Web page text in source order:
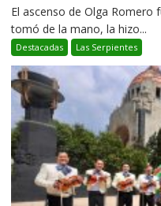
El ascenso de Olga Romero
tomó de la mano, la hizo...
Destacadas Las Serpientes